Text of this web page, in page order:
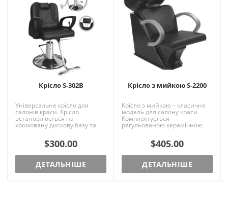
Крісло S-302B
Універсальне крісло для
салонів краси. Крісло
встановлюється на
хромовану дискову базу та
комплектується гідравлічним
підйомником. Підлокітники
$300.00
ДЕТАЛЬНІШЕ
Крісло з мийкою S-2200
Крісло з мийкою – класична
модель для салону краси.
Комплектується
регульованою керамічною
раковиною із вбудованою
сантехнікою та силіконовим
$405.00
ДЕТАЛЬНІШЕ